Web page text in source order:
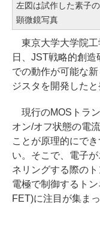
左図は試作した素子
顕微鏡写真
東京大学大学院工
日、JST戦略的創
での動作が可能な
ジスタを開発したと
現行のMOSトラ
オン/オフ状態の電
ことが原理的にで
い。そこで、電子
ネリングする際の
電極で制御するト
FET)に注目が集まっ